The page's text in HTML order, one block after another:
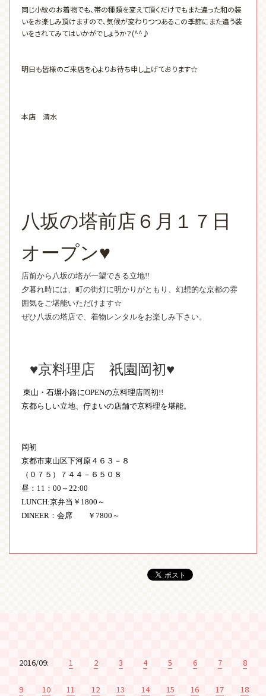
同じ小紋のお着物でも、帯の種類を変えて頂くだけでもまた違った和の装
いをお楽しみ頂けますので、気候が変わりつつあるこの季節にまた違う装
いをされてみてはいかがでしょうか？(^^♪
明日も皆様のご来店を心よりお待ち申し上げております☆
本店 清水
八坂の塔前店６月１７日
オープン♥
店前から八坂の塔が一望できる立地!!
夕暮れ時には、町の街灯に明かりがともり、幻想的な京都の雰
囲気をご堪能いただけます☆
ぜひ八坂の塔店で、着物レンタルをお楽しみ下さい。
♥京料理店 祇園岡初♥
東山・石塀小路にOPENの京料理店岡初!!
京都らしい立地、佇まいの店舗で京料理を堪能。
岡初
京都市東山区下河原４６３－８
（０７５）７４４－６５０８
昼：11：00～22:00
LUNCH:京弁当￥1800～
DINEER：会席 ￥7800～
2016/09: 1 2 3 4 5 6 7 8
9 10 11 12 13 14 15 16 17 18